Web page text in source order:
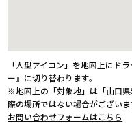
「人型アイコン」を地図上にド
ー』に切り替わります。
※地図上の「対象地」は「山口
際の場所ではない場合がござい
お問い合わせフォームはこちら